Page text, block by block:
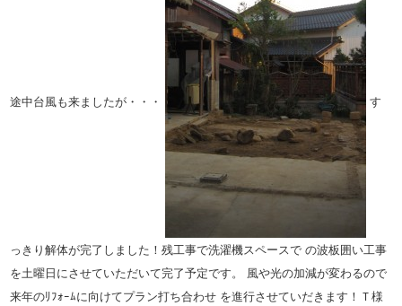
途中台風も来ましたが・・・ す
っきり解体が完了しました！残工事で洗濯機スペースで の波板囲い工事
を土曜日にさせていただいて完了予定です。
風や光の加減が変わるので
来年のﾘﾌｫｰﾑに向けてプラン打ち合わせ を進行させていだきます！Ｔ様